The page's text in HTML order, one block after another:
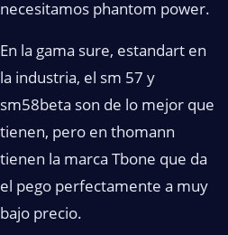
necesitamos phantom power.
En la gama sure, estandart en
la industria, el sm 57 y
sm58beta son de lo mejor que
tienen, pero en thomann
tienen la marca Tbone que da
el pego perfectamente a muy
bajo precio.